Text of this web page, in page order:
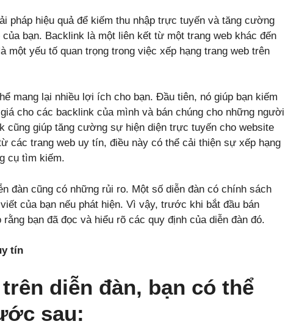
pháp hiệu quả để kiếm thu nhập trực tuyến và tăng cường
bạn. Backlink là một liên kết từ một trang web khác đến
một yếu tố quan trọng trong việc xếp hạng trang web trên
mang lại nhiều lợi ích cho bạn. Đầu tiên, nó giúp bạn kiếm
cho các backlink của mình và bán chúng cho những người
cũng giúp tăng cường sự hiện diện trực tuyến cho website
các trang web uy tín, điều này có thể cải thiện sự xếp hạng
cụ tìm kiếm.
đàn cũng có những rủi ro. Một số diễn đàn có chính sách
của bạn nếu phát hiện. Vì vậy, trước khi bắt đầu bán
bạn đã đọc và hiểu rõ các quy định của diễn đàn đó.
tín
diễn đàn, bạn có thể
sau: